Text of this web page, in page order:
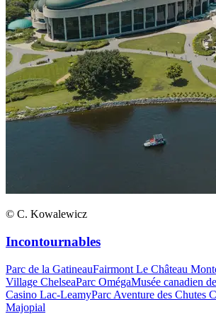
© C. Kowalewicz
Incontournables
Parc de la GatineauFairmont Le Château
Village ChelseaParc OmégaMusée canadien
Casino Lac-LeamyParc Aventure des Chutes
Majopial